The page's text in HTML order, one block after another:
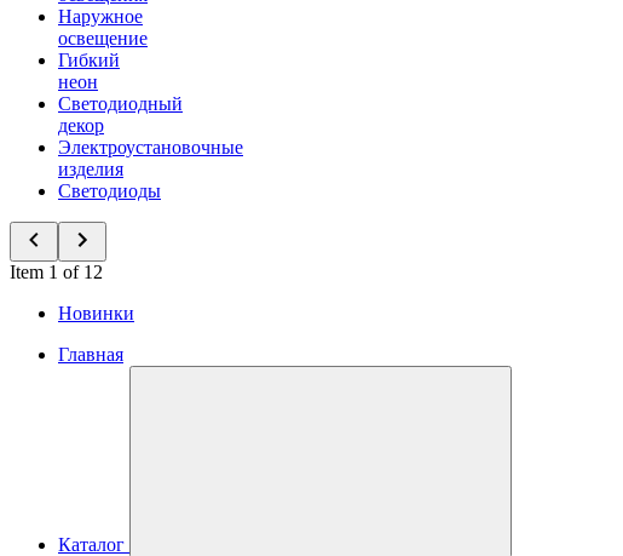
Наружное
освещение
Гибкий
неон
Светодиодный
декор
Электроустановочные
изделия
Светодиоды
Item 1 of 12
Новинки
Главная
Каталог